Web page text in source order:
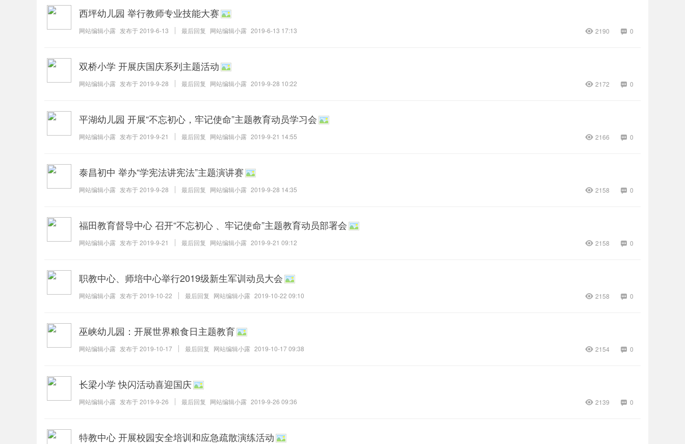
西坪幼儿园 举行教师专业技能大赛
网站编辑小露 发布于2019-6-13 最后回复 网站编辑小露 2019-6-13 17:13 0
2190
双桥小学 开展庆国庆系列主题活动
网站编辑小露 发布于2019-9-28 最后回复 网站编辑小露 2019-9-28 10:22 0
2172
平湖幼儿园 开展“不忘初心，牢记使命”主题教育动员学习会
网站编辑小露 发布于2019-9-21 最后回复 网站编辑小露 2019-9-21 14:55 0
2166
泰昌初中 举办“学宪法讲宪法”主题演讲赛
网站编辑小露 发布于2019-9-28 最后回复 网站编辑小露 2019-9-28 14:35 0
2158
福田教育督导中心 召开“不忘初心 、牢记使命”主题教育动员部署会
网站编辑小露 发布于2019-9-21 最后回复 网站编辑小露 2019-9-21 09:12 0
2158
职教中心、师培中心举行2019级新生军训动员大会
网站编辑小露 发布于2019-10-22 最后回复 网站编辑小露 2019-10-22 09:10 0
2158
巫峡幼儿园：开展世界粮食日主题教育
网站编辑小露 发布于2019-10-17 最后回复 网站编辑小露 2019-10-17 09:38 0
2154
长梁小学 快闪活动喜迎国庆
网站编辑小露 发布于2019-9-26 最后回复 网站编辑小露 2019-9-26 09:36 0
2139
特教中心 开展校园安全培训和应急疏散演练活动